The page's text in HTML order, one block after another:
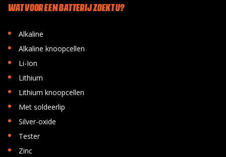
WAT VOOR EEN BATTERIJ ZOEKT U?
• Alkaline
• Alkaline knoopcellen
• Li-Ion
• Lithium
• Lithium knoopcellen
• Met soldeerlip
• Silver-oxide
• Tester
• Zinc